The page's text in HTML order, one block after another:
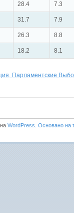
28.4 7.3
31.7 7.9
26.3 8.8
18.2 8.1
Парламентские
WordPress Основано на